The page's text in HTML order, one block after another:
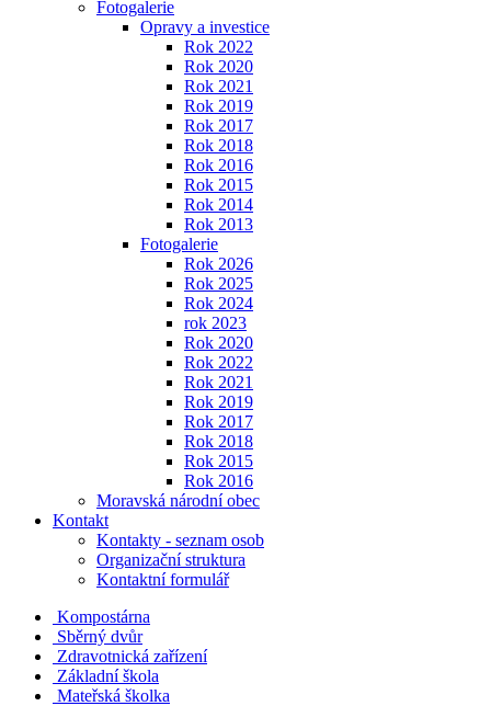
Fotogalerie
Opravy a investice
Rok 2022
Rok 2020
Rok 2021
Rok 2019
Rok 2017
Rok 2018
Rok 2016
Rok 2015
Rok 2014
Rok 2013
Fotogalerie
Rok 2026
Rok 2025
Rok 2024
rok 2023
Rok 2020
Rok 2022
Rok 2021
Rok 2019
Rok 2017
Rok 2018
Rok 2015
Rok 2016
Moravská národní obec
Kontakt
Kontakty - seznam osob
Organizační struktura
Kontaktní formulář
Kompostárna
Sběrný dvůr
Zdravotnická zařízení
Základní škola
Mateřská školka